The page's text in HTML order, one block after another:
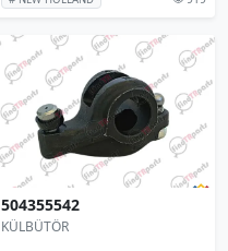
504355542
KÜLBÜTÖR